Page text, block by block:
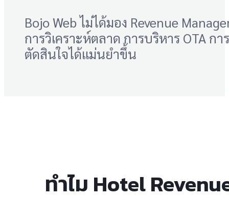
Bojo Web ไม่ได้มอง Revenue
การวิเคราะห์ตลาด การบริหาร OTA ก
ตัดสินใจได้แม่นยำขึ้น
ทำไม Hotel